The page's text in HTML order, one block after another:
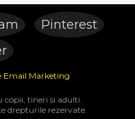
Pinterest
Email Marketing
tineri si adulti.
drepturile rezervate.